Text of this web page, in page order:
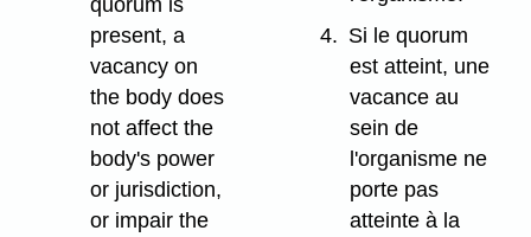
present, a
vacancy on
the body does
not affect the
body's power
or jurisdiction,
or impair the
4. Si le quorum
est atteint, une
vacance au
sein de
l'organisme ne
porte pas
atteinte à la